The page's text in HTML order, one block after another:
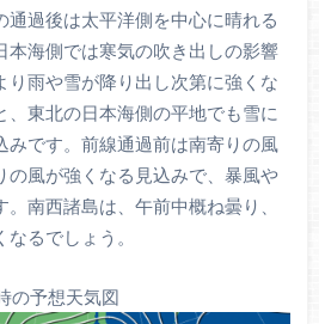
通過後は太平洋側を中心に晴れる
本海側では寒気の吹き出しの影響
り雨や雪が降り出し次第に強くな
、東北の日本海側の平地でも雪に
みです。前線通過前は南寄りの風
の風が強くなる見込みで、暴風や
南西諸島は、午前中概ね曇り、
るでしょう。
の予想天気図